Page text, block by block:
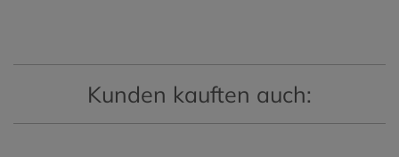
Kunden kauften auch: